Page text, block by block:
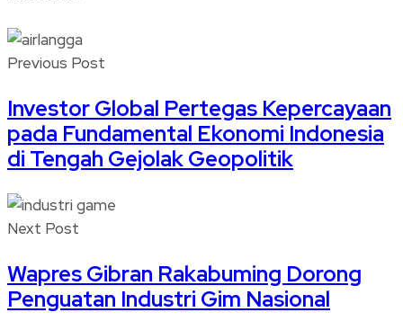
Previous Post
Investor Global Pertegas Kepercayaan
pada Fundamental Ekonomi Indonesia
di Tengah Gejolak Geopolitik
Next Post
Wapres Gibran Rakabuming Dorong
Penguatan Industri Gim Nasional